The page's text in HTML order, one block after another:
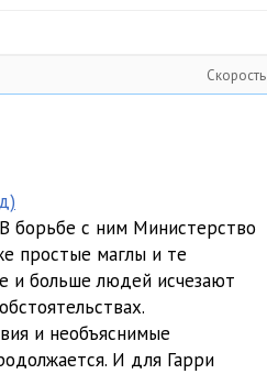
Скорость
борьбе с ним Министерство
простые маглы и те
и больше людей исчезают
и необъяснимые
И для Гарри